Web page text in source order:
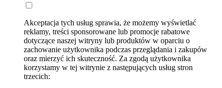
Akceptacja tych usług sprawia, że możemy wyświetlać
reklamy, treści sponsorowane lub promocje rabatowe
dotyczące naszej witryny lub produktów w oparciu o
zachowanie użytkownika podczas przeglądania i zakupów
oraz mierzyć ich skuteczność. Za zgodą użytkownika
korzystamy w tej witrynie z następujących usług stron
trzecich: